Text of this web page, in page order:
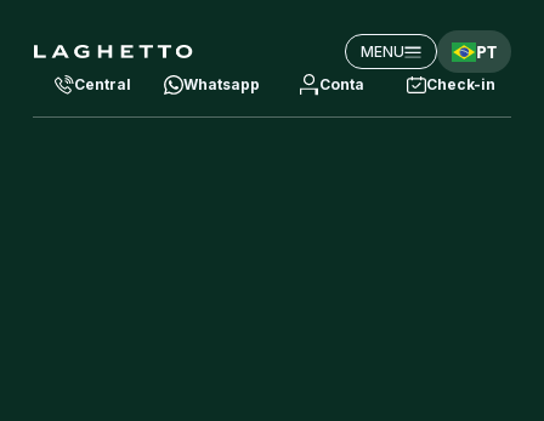
MENU PT
Central Whatsapp Conta Check-in